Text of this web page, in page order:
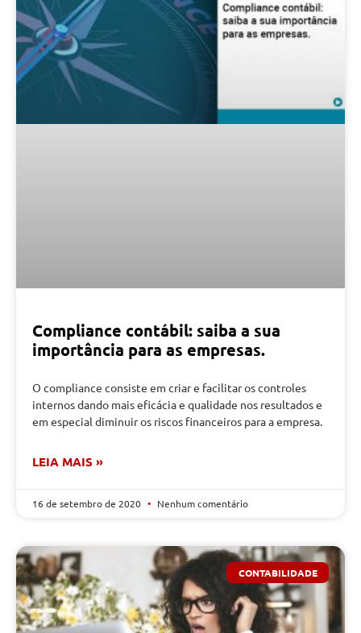
Compliance contábil: saiba a sua
importância para as empresas.
O compliance consiste em criar e facilitar os controles
internos dando mais eficácia e qualidade nos resultados e
em especial diminuir os riscos financeiros para a empresa.
LEIA MAIS »
16 de setembro de 2020 Nenhum comentário
CONTABILIDADE